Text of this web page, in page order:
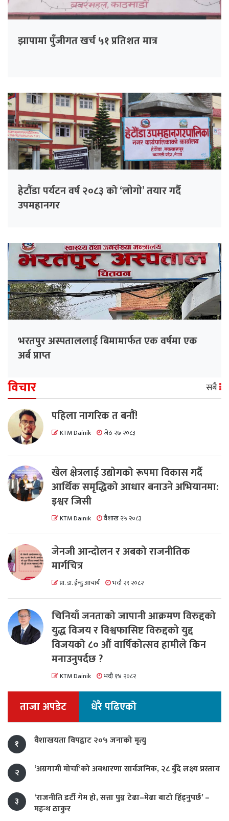
झापामा पुँजीगत खर्च ५१ प्रतिशत मात्र
हेटौंडा पर्यटन वर्ष २०८३ को ‘लाेगाे’ तयार गर्दै
उपमहानगर
भरतपुर अस्पताललाई बिमामार्फत एक वर्षमा एक
अर्ब प्राप्त
विचार सबै
पहिला नागरिक त बनाैं!
KTM Dainik जेठ २७ २०८३
खेल क्षेत्रलाई उद्योगको रूपमा विकास गर्दै
आर्थिक समृद्धिको आधार बनाउने अभियानमा:
इश्वर जिसी
KTM Dainik वैशाख २५ २०८३
जेनजी आन्दोलन र अबको राजनीतिक
मार्गचित्र
प्रा. डा. ईन्दु आचार्य भदौ २९ २०८२
चिनियाँ जनताको जापानी आक्रमण विरुद्दको
युद्ध विजय र विश्वफासिष्ट विरुद्दको युद्द
विजयको ८० औं वार्षिकोत्सव हामीले किन
मनाउनुपर्दछ ?
KTM Dainik भदौ १४ २०८२
ताजा अपडेट धेरै पढिएको
१ वैशाखयता विपद्बाट २०५ जनाको मृत्यु
२ ‘अग्रगामी मोर्चा’को अवधारणा सार्वजनिक, २८ बुँदे लक्ष्य प्रस्ताव
३
‘राजनीति डर्टी गेम हो, सत्ता पुग्न टेढा–मेढा बाटो हिँड्नुपर्छ’ –
महन्थ ठाकुर